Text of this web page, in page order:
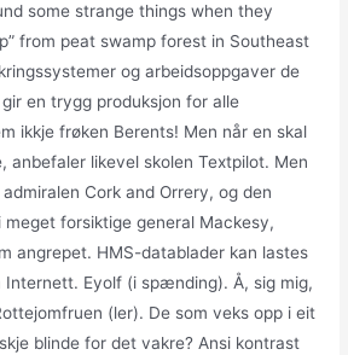
some strange things when they
from peat swamp forest in Southeast
og arbeidsoppgaver de
en trygg produksjon for alle
ikkje frøken Berents! Men når en skal
anbefaler likevel skolen Textpilot. Men
Cork and Orrery, og den
forsiktige general Mackesy,
angrepet. HMS-datablader kan lastes
Internett. Eyolf (i spænding). Å, sig mig,
(ler). De som veks opp i eit
blinde for det vakre? Ansi kontrast